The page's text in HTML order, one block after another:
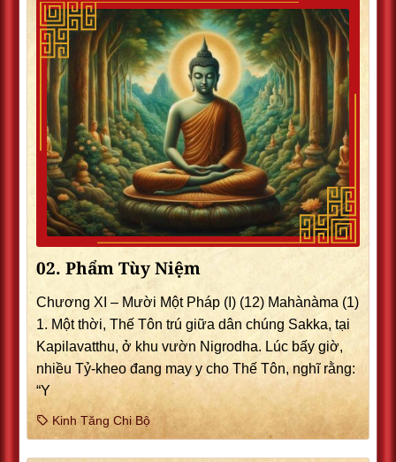
02. Phẩm Tùy Niệm
Chương XI – Mười Một Pháp (I) (12) Mahànàma (1)
1. Một thời, Thế Tôn trú giữa dân chúng Sakka, tại
Kapilavatthu, ở khu vườn Nigrodha. Lúc bấy giờ,
nhiều Tỷ-kheo đang may y cho Thế Tôn, nghĩ rằng:
“Y
Kinh Tăng Chi Bộ